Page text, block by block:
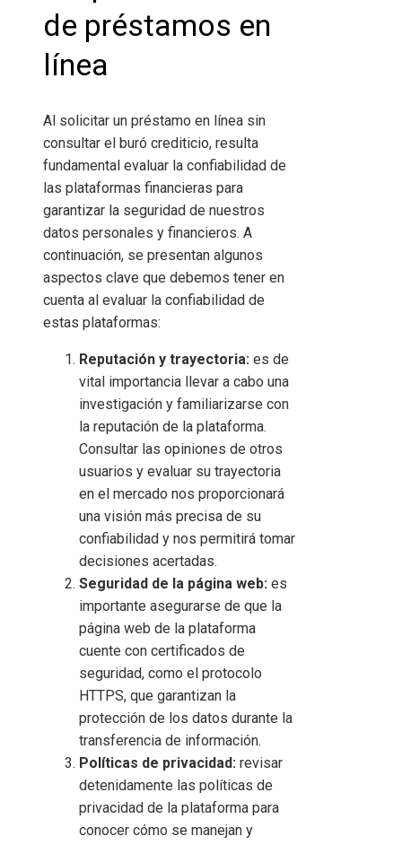
de préstamos en
línea
Al solicitar un préstamo en línea sin
consultar el buró crediticio, resulta
fundamental evaluar la confiabilidad de
las plataformas financieras para
garantizar la seguridad de nuestros
datos personales y financieros. A
continuación, se presentan algunos
aspectos clave que debemos tener en
cuenta al evaluar la confiabilidad de
estas plataformas:
Reputación y trayectoria: es de
vital importancia llevar a cabo una
investigación y familiarizarse con
la reputación de la plataforma.
Consultar las opiniones de otros
usuarios y evaluar su trayectoria
en el mercado nos proporcionará
una visión más precisa de su
confiabilidad y nos permitirá tomar
decisiones acertadas.
Seguridad de la página web: es
importante asegurarse de que la
página web de la plataforma
cuente con certificados de
seguridad, como el protocolo
HTTPS, que garantizan la
protección de los datos durante la
transferencia de información.
Políticas de privacidad: revisar
detenidamente las políticas de
privacidad de la plataforma para
conocer cómo se manejan y